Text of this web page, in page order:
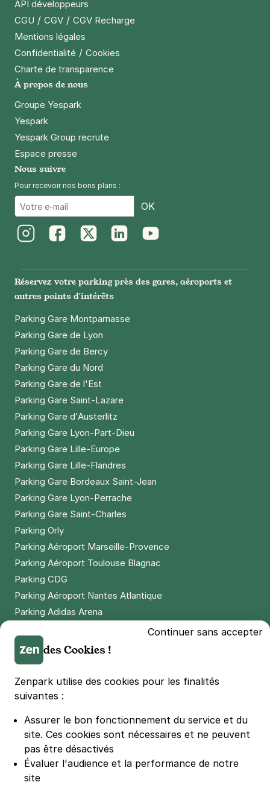
139 rue de l'Ouest
4,5(189 avis)
+ Abonnements disponibles
du-Travail
79 rue Pernety
75014Paris
(274 avis)
+ Abonnements disponibles
75015
4,3
/heure
+ Abonnements disponibles
Paris - Gare Montparnasse - Hôtel
Mercure
38 rue du Commandant René Mouchotte
75014Paris
4 €/heure,36 €/jour,100 €/semaine(tarifs dégressifs)
Réserver
+ Abonnements disponibles
Paris - Porte de Versailles - Paris
43 bis rue Desnouettes
4,4(599 avis)
4,50 €/heure
Paris - rue Théodore Deck -
Cimetière de Vaugirard
API développeurs
CGU / CGV / CGV Recharge
Mentions légales
Confidentialité / Cookies
Charte de transparence
À propos de nous
Groupe Yespark
Yespark
Yespark Group recrute
Espace presse
Nous suivre
Pour recevoir nos bons plans :
OK
Réservez votre parking près des gares, aéroports et
autres points d'intérêts
Parking Gare Montparnasse
Parking Gare de Lyon
Parking Gare de Bercy
Parking Gare du Nord
Parking Gare de l'Est
Parking Gare Saint-Lazare
Parking Gare d'Austerlitz
Parking Gare Lyon-Part-Dieu
Parking Gare Lille-Europe
Parking Gare Lille-Flandres
Parking Gare Bordeaux Saint-Jean
Parking Gare Lyon-Perrache
Parking Gare Saint-Charles
Parking Orly
Parking Aéroport Marseille-Provence
Parking Aéroport Toulouse Blagnac
Parking CDG
Parking Aéroport Nantes Atlantique
Parking Adidas Arena
Parking LDLC Arena
Parking Stade Pierre Mauroy
Parking Groupama Stadium
Parking Vélodrome
Parking Bercy
Parking La Défense Arena
Parking Les 4 temps
Parking Nation
Continuer sans accepter
des Cookies !
Zenpark utilise des cookies pour les finalités
suivantes :
Assurer le bon fonctionnement du service et du
site. Ces cookies sont nécessaires et ne peuvent
pas être désactivés
Évaluer l'audience et la performance de notre
site